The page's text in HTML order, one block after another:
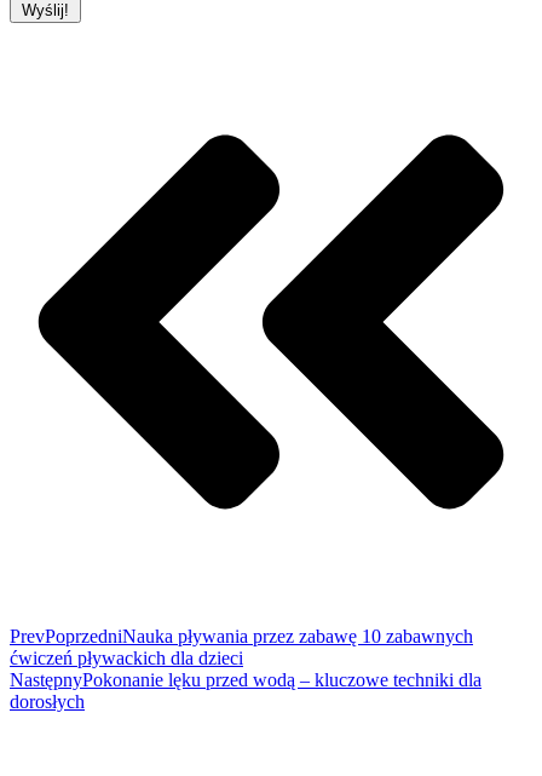
Wyślij!
PrevPoprzedniNauka pływania przez zabawę 10 zabawnych
ćwiczeń pływackich dla dzieci
NastępnyPokonanie lęku przed wodą – kluczowe techniki dla
dorosłych